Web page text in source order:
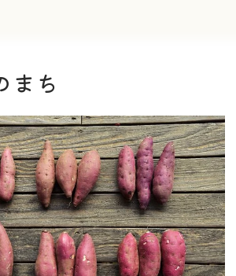
まち